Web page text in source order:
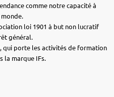
comme notre capacité à
loi 1901 à but non lucratif
général.
qui porte les activités de formation
la marque IFs.